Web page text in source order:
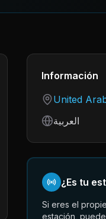
Información
Country
United
Language
العربية
¿Es tu
Si eres el
estación,